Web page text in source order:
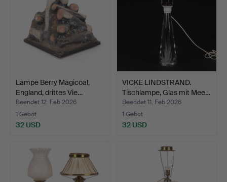
Lampe Berry Magicoal,
England, drittes Vie…
Beendet 12. Feb 2026
1 Gebot
32 USD
VICKE LINDSTRAND.
Tischlampe, Glas mit Mee…
Beendet 11. Feb 2026
1 Gebot
32 USD